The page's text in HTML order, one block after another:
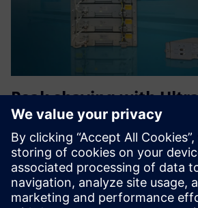
Peak shaving with
Smart Power
UltraCaps може зберігати та
енергію, наприклад, з кранів/
мережі ускладнює розширення/
рухів.